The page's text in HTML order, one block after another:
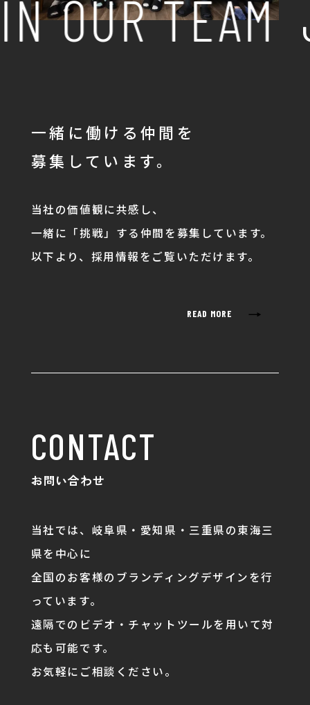
OUR TEAM
一緒に働ける仲間を
募集しています。
当社の価値観に共感し、
一緒に「挑戦」する仲間を募集しています。
以下より、採用情報をご覧いただけます。
READ MORE →
CONTACT
お問い合わせ
当社では、岐阜県・愛知県・三重県の東海三
県を中心に
全国のお客様のブランディングデザインを行
っています。
遠隔でのビデオ・チャットツールを用いて対
応も可能です。
お気軽にご相談ください。